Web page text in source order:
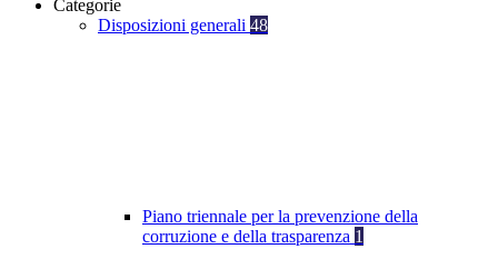
Categorie
Disposizioni generali 48
Piano triennale per la prevenzione della
corruzione e della trasparenza 1